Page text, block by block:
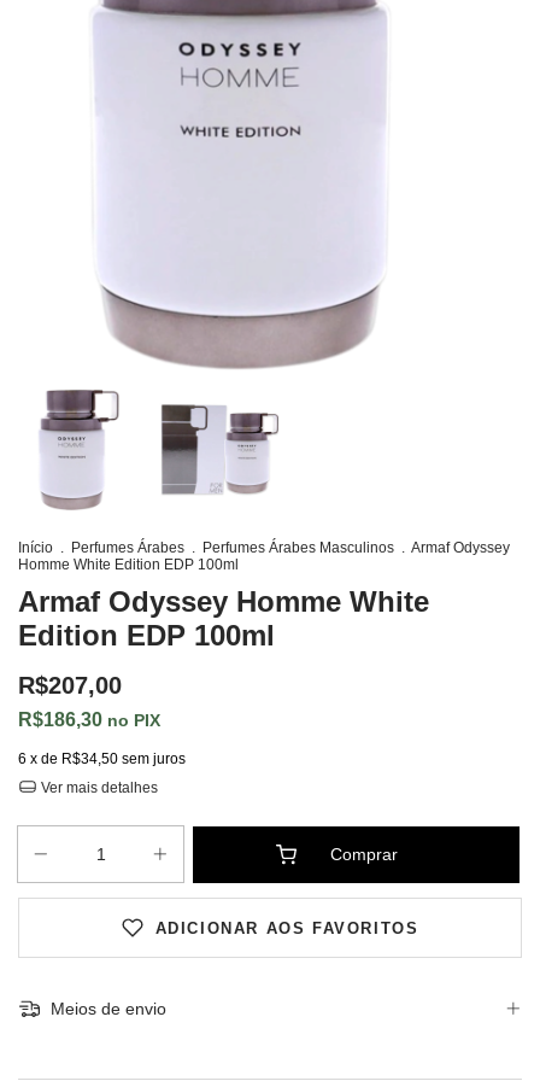
Início Perfumes Árabes Perfumes Árabes Masculinos
Armaf Odyssey
Homme White Edition EDP 100ml
Armaf Odyssey Homme White
Edition EDP 100ml
R$207,00
R$186,30 PIX
6 x de R$34,50 sem juros
Ver mais detalhes
ADICIONAR AOS FAVORITOS
Meios de envio